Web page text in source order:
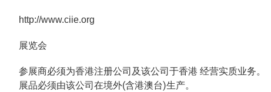
http://www.ciie.org
展览会
参展商必须为香港注册公司及该公司于香港 经营实质业务。
展品必须由该公司在境外(含港澳台)生产。